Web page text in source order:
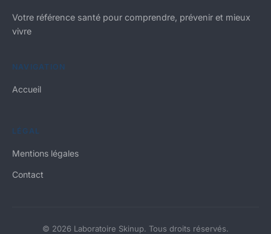
Votre référence santé pour comprendre, prévenir et mieux
vivre
NAVIGATION
Accueil
LÉGAL
Mentions légales
Contact
© 2026 Laboratoire Skinup. Tous droits réservés.